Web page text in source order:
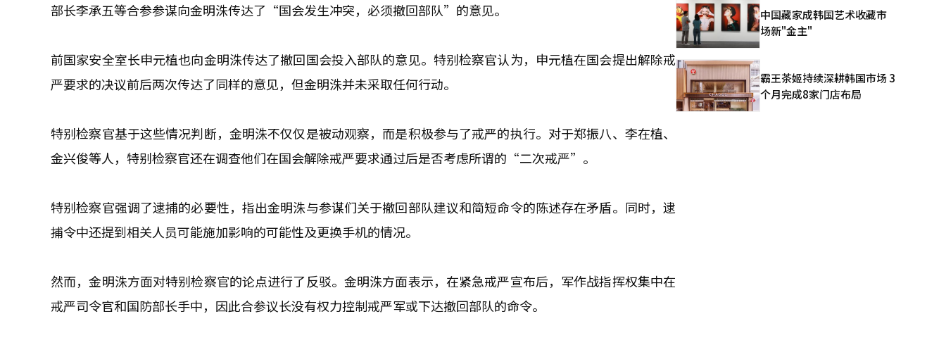
部长李承五等合参参谋向金明洙传达了“国会发生冲突，必须撤回部队”的意见。
前国家安全室长申元植也向金明洙传达了撤回国会投入部队的意见。特别检察官认为，申元植在国会提出解除戒
严要求的决议前后两次传达了同样的意见，但金明洙并未采取任何行动。
特别检察官基于这些情况判断，金明洙不仅仅是被动观察，而是积极参与了戒严的执行。对于郑振八、李在植、
金兴俊等人，特别检察官还在调查他们在国会解除戒严要求通过后是否考虑所谓的“二次戒严”。
特别检察官强调了逮捕的必要性，指出金明洙与参谋们关于撤回部队建议和简短命令的陈述存在矛盾。同时，逮
捕令中还提到相关人员可能施加影响的可能性及更换手机的情况。
然而，金明洙方面对特别检察官的论点进行了反驳。金明洙方面表示，在紧急戒严宣布后，军作战指挥权集中在
戒严司令官和国防部长手中，因此合参议长没有权力控制戒严军或下达撤回部队的命令。
中国藏家成韩国艺术收藏市
场新"金主"
霸王茶姬持续深耕韩国市场 3
个月完成8家门店布局